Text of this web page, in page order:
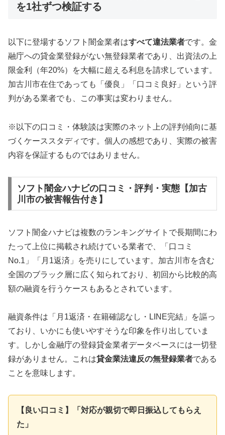
を1社ずつ検証する
以下に登場するソフト闇金業者はすべて違法業者です。金
融庁への貸金業登録がない無登録業者であり、出資法の上
限金利（年20%）を大幅に超える利息を請求しています。
加古川市在住であっても「優良」「口コミ良好」という評
判がある業者でも、この事実は変わりません。
※以下の口コミ・体験談は実際のネット上の評判傾向に基
づくケーススタディです。個人の感想であり、実際の被害
内容を保証するものではありません。
ソフト闇金ハナビの口コミ・評判・実態【加古
川市の被害報告付き】
ソフト闇金ハナビは複数のランキングサイトで長期間にわ
たって上位に掲載され続けている業者で、「口コミ
No.1」「月1返済」を売りにしています。加古川市を含む
全国のブラック層に広く知られており、初回から比較的高
額の融資を行うケースもあるとされています。
融資条件は「月1返済・在籍確認なし・LINE完結」を謳っ
ており、いかにも使いやすそうな印象を作り出していま
す。しかし金融庁の登録貸金業者データベースには一切登
録がありません。これは貸金業法違反の無登録業者である
ことを意味します。
【良い口コミ】「対応が親切で即日振込してもらえ
た」